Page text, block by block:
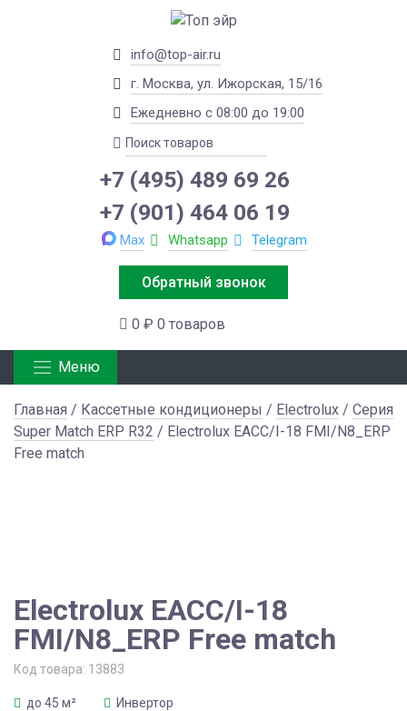
info@top-air.ru
г. Москва, ул. Ижорская, 15/16
Ежедневно с 08:00 до 19:00
+7 (495) 489 69 26
+7 (901) 464 06 19
Max Whatsapp Telegram
Обратный звонок
0 ₽ 0 товаров
Меню
Главная / Кассетные кондиционеры / Electrolux / Серия
Super Match ERP R32 / Electrolux EACC/I-18 FMI/N8_ERP
Free match
Electrolux EACC/I-18
FMI/N8_ERP Free match
Код товара: 13883
до 45 м²
Инвертор